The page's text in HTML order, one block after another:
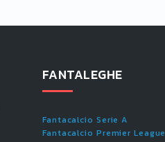
FANTALEGHE
Fantacalcio Serie A
Fantacalcio Premier League